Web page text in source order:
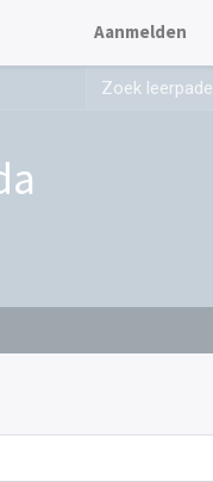
Aanmelden